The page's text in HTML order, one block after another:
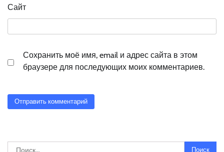
Сайт
Сохранить моё имя, email и адрес сайта в этом
браузере для последующих моих комментариев.
Найти: